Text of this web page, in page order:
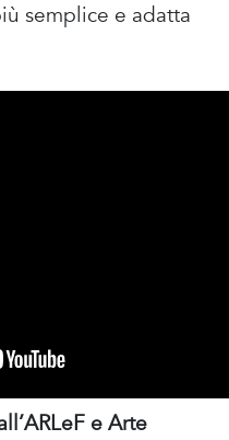
semplice e adatta
e Arte